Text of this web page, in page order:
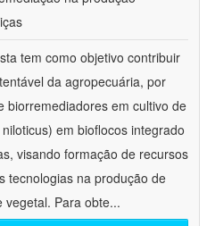
tem como objetivo contribuir
da agropecuária, por
biorremediadores em cultivo de
em bioflocos integrado
visando formação de recursos
tecnologias na produção de
vegetal. Para obte...